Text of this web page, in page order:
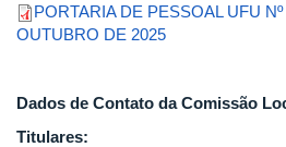
PORTARIA DE PESSOAL UFU
OUTUBRO DE 2025
Dados de Contato da Comissão
Titulares: